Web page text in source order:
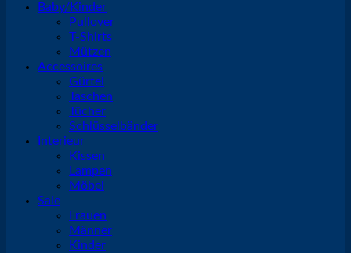
Baby/Kinder
Pullover
T-Shirts
Mützen
Accessoires
Gürtel
Taschen
Tücher
Schlüsselbänder
Interieur
Kissen
Lampen
Möbel
Sale
Frauen
Männer
Kinder